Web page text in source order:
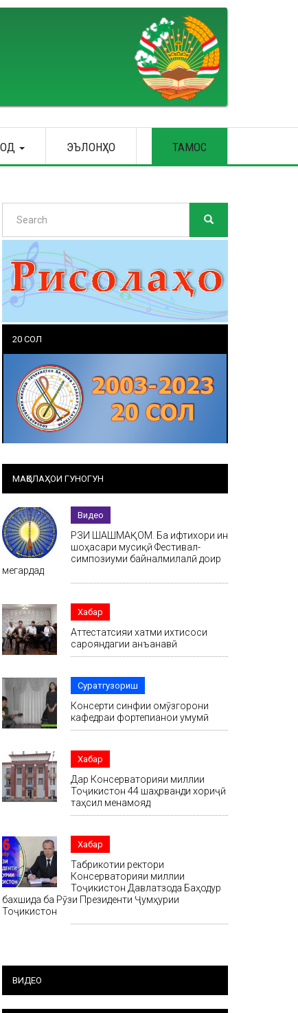
ЭЪЛОНҲО ТАМОС
Search SEARCH
20 СОЛ
МАҚОЛАҲОИ ГУНОГУН
Видео
РӮЗИ ШАШМАҚОМ. Ба ифтихори ин
шоҳасари мусиқӣ Фестивал-
симпозиуми байналмилалӣ доир
мегардад
Хабар
Аттестатсияи хатми ихтисоси
сарояндагии анъанавӣ
Суратгузориш
Консерти синфии омӯзгорони
кафедраи фортепианои умумӣ
Хабар
Дар Консерваторияи миллии
Тоҷикистон 44 шаҳрванди хориҷӣ
таҳсил менамояд
Хабар
Табрикотии ректори
Консерваторияи миллии
Тоҷикистон Давлатзода Баҳодур
бахшида ба Рӯзи Президенти Ҷумҳурии
Тоҷикистон
ВИДЕО